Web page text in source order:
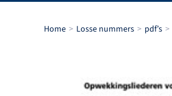
Home Losse nummers pdf’s